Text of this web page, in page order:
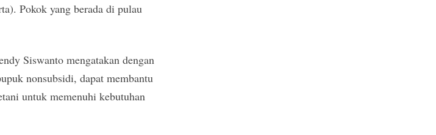
Pokok yang berada di pulau
Siswanto mengatakan dengan
nonsubsidi, dapat membantu
untuk memenuhi kebutuhan